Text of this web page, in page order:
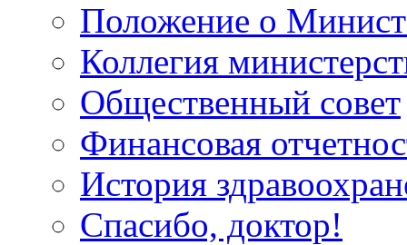
Положение о
Коллегия
Общественный совет
Финансовая
История
Спасибо, доктор!